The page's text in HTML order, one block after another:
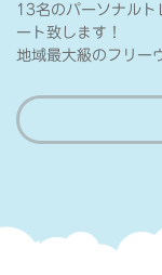
13名のパーソナルト
ート致します！
地域最大級のフリー